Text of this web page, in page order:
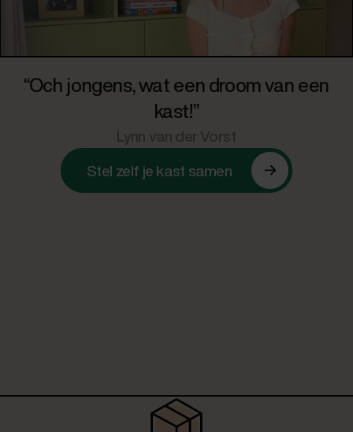
“Och jongens, wat een droom van een
kast!”
Lynn van der Vorst
Stel zelf je kast samen